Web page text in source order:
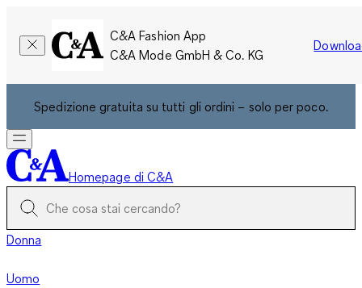
C&A Fashion App
C&A Mode GmbH & Co. KG
Spedizione gratuita su tutti gli ordini – solo per poco.
Homepage di C&A
Donna
Uomo